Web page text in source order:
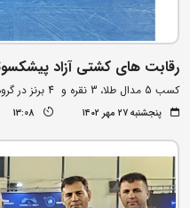
رقابت های کشتی آزاد
کسب 5 مدال طلا، 3 نقره و 4 برنز در گروه های B, C, D, E
پنجشنبه ۲۷ مهر ۱۴۰۲ 13:08